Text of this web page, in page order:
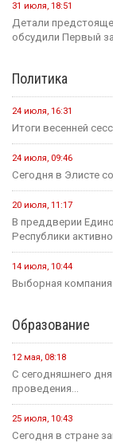
31 июля, 18:51
Детали
обсудили Первый
Политика
24 июля, 16:31
Итоги весенней
24 июля, 09:46
Сегодня в Элисте
20 июля, 11:17
В преддверии
Республики
14 июля, 10:44
Выборная компания
Образование
12 мая, 08:18
С сегодняшнего
проведения...
25 июля, 10:43
Сегодня в стране